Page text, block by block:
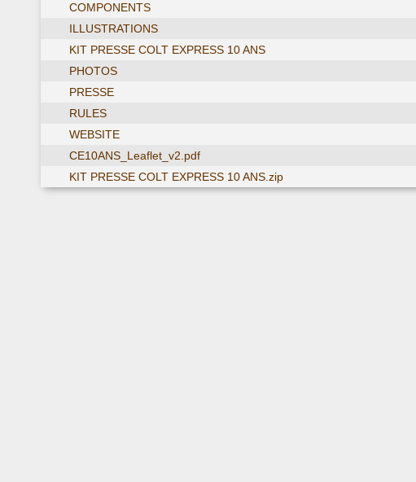
COMPONENTS
ILLUSTRATIONS
KIT PRESSE COLT EXPRESS 10 ANS
PHOTOS
PRESSE
RULES
WEBSITE
CE10ANS_Leaflet_v2.pdf
KIT PRESSE COLT EXPRESS 10 ANS.zip